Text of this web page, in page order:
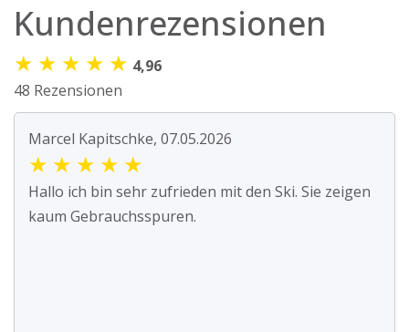
Kundenrezensionen
★ ★ ★ ★ ★ 4,96
48 Rezensionen
Marcel Kapitschke, 07.05.2026
★ ★ ★ ★ ★
Hallo ich bin sehr zufrieden mit den Ski. Sie zeigen
kaum Gebrauchsspuren.